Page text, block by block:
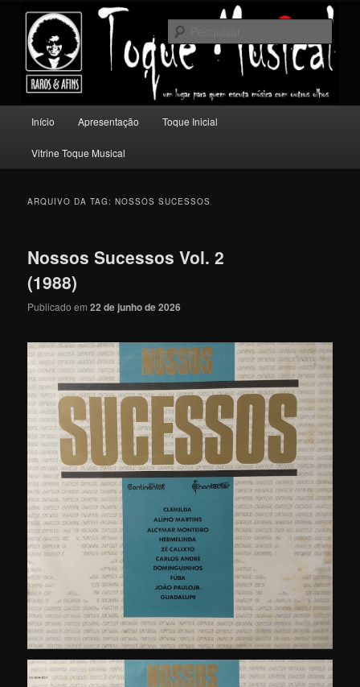
conteúdo
principal
conteúdo
secundário
Toque Musical
Um lugar para quem escuta música com outros olhos.
principal
Início Apresentação Toque Inicial
Vitrine Toque Musical
ARQUIVO DA TAG:NOSSOS SUCESSOS
Nossos Sucessos Vol. 2
(1988)
Publicado em22 de junho de 2026